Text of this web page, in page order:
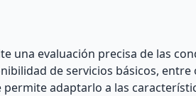
una evaluación precisa de las
de servicios básicos,
adaptarlo a las